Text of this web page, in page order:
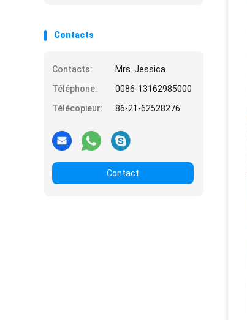
Contacts
Contacts:
Mrs. Jessica
Téléphone:
0086-13162985000
Télécopieur:
86-21-62528276
Contact